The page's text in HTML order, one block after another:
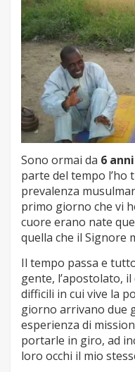
Sono ormai da 6
parte del tempo l’ho
prevalenza
primo giorno che vi
cuore erano nate
quella che il Signore
Il tempo passa e
gente, l’apostolato,
difficili in cui vive la
giorno arrivano due
esperienza di
portarle in giro, ad
loro occhi il mio